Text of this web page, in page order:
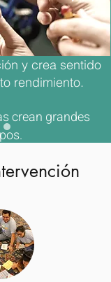
n y crea sentido
rendimiento.
crean grandes